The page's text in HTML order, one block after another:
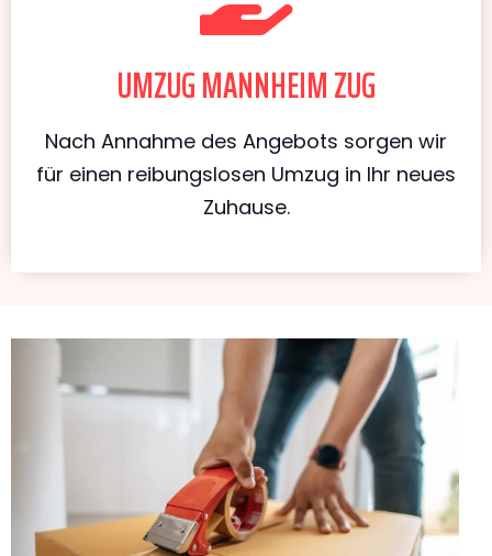
UMZUG MANNHEIM ZUG
Nach Annahme des Angebots sorgen wir
für einen reibungslosen Umzug in Ihr neues
Zuhause.